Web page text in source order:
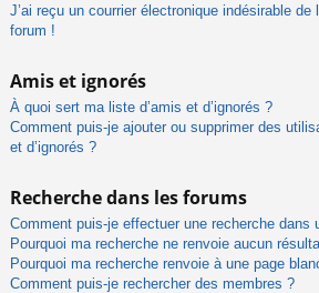
J’ai reçu un courrier électronique indésirable de
forum !
Amis et ignorés
À quoi sert ma liste d’amis et d’ignorés ?
Comment puis-je ajouter ou supprimer des
et d’ignorés ?
Recherche dans les forums
Comment puis-je effectuer une recherche dans
Pourquoi ma recherche ne renvoie aucun
Pourquoi ma recherche renvoie à une page
Comment puis-je rechercher des membres ?